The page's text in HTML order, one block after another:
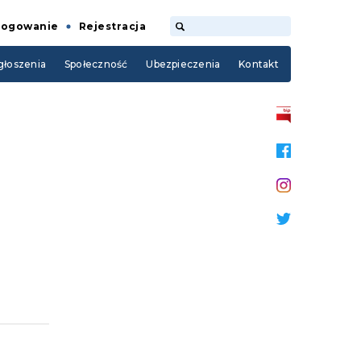
Rejestracja
Społeczność Ubezpieczenia Kontakt